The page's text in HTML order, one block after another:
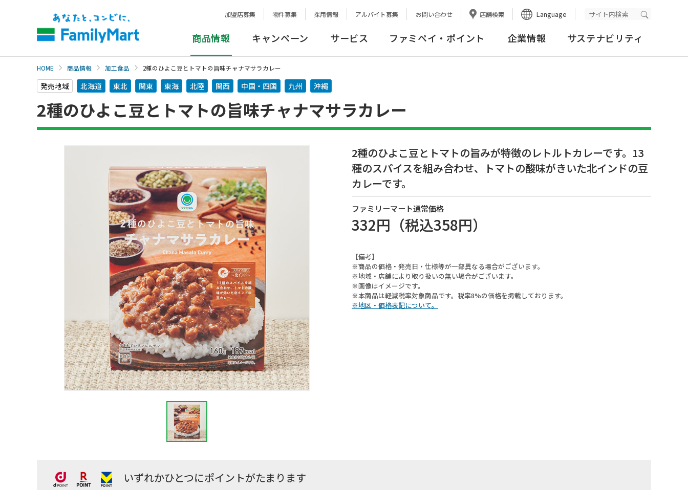
加盟店募集 物件募集 採用情報 アルバイト募集 お問い合わせ 店舗検索 Language 検索実行
商品情報 キャンペーン サービス ファミペイ・ポイント 企業情報 サステナビリティ
HOME 商品情報 加工食品 2種のひよこ豆とトマトの旨味チャナマサラカレー
発売地域 北海道 東北 関東 東海 北陸 関西 中国・四国 九州 沖縄
2種のひよこ豆とトマトの旨味チャナマサラカレー
2種のひよこ豆とトマトの旨みが特徴のレトルトカレーです。13
種のスパイスを組み合わせ、トマトの酸味がきいた北インドの豆
カレーです。
ファミリーマート通常価格
332円 （税込358円）
【備考】
※商品の価格・発売日・仕様等が一部異なる場合がございます。
※地域・店舗により取り扱いの無い場合がございます。
※画像はイメージです。
※本商品は軽減税率対象商品です。税率8%の価格を掲載しております。
※地区・価格表記について。
いずれかひとつにポイントがたまります